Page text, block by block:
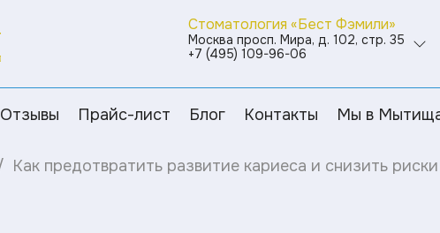
Стоматология «Бест Фэмили»
Москва просп. Мира, д. 102, стр. 35
+7 (495) 109-96-06
Отзывы Прайс-лист Блог Контакты Мы в
Как предотвратить развитие кариеса и снизить